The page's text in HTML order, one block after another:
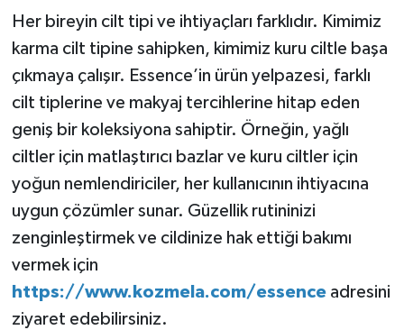
Her bireyin cilt tipi ve ihtiyaçları farklıdır. Kimimiz
karma cilt tipine sahipken, kimimiz kuru ciltle başa
çıkmaya çalışır. Essence’in ürün yelpazesi, farklı
cilt tiplerine ve makyaj tercihlerine hitap eden
geniş bir koleksiyona sahiptir. Örneğin, yağlı
ciltler için matlaştırıcı bazlar ve kuru ciltler için
yoğun nemlendiriciler, her kullanıcının ihtiyacına
uygun çözümler sunar. Güzellik rutininizi
zenginleştirmek ve cildinize hak ettiği bakımı
vermek için
https://www.kozmela.com/essenceadresini
ziyaret edebilirsiniz.